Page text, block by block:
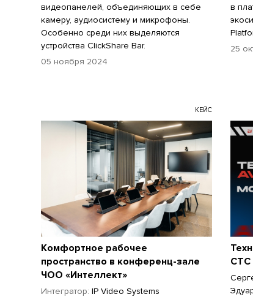
видеопанелей, объединяющих в себе
камеру, аудиосистему и микрофоны.
Особенно среди них выделяются
устройства ClickShare Bar.
05 ноября 2024
в
25
КЕЙС
Комфортное рабочее
пространство в конференц-зале
ЧОО «Интеллект»
Интегратор: IP Video Systems
CTC